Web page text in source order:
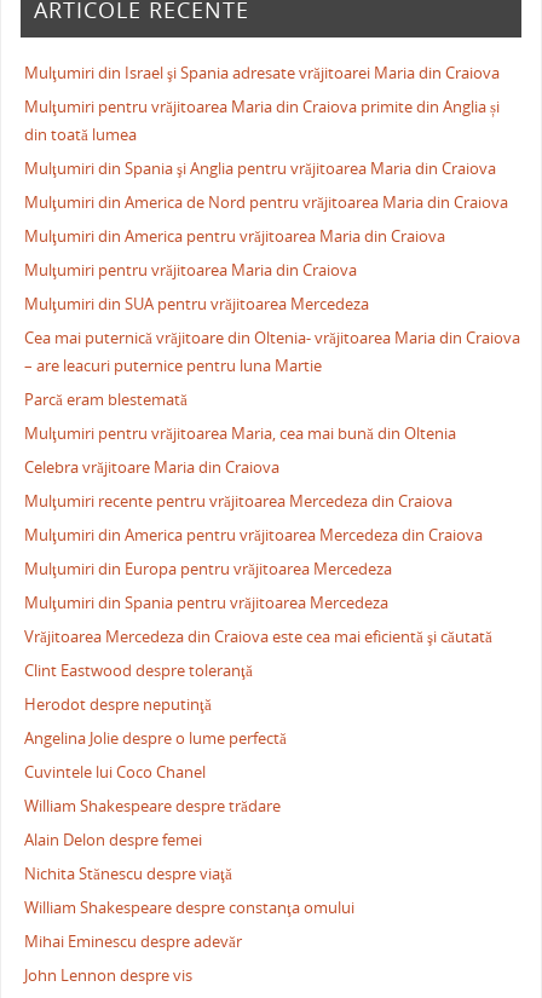
ARTICOLE RECENTE
Mulţumiri din Israel şi Spania adresate vrăjitoarei Maria din Craiova
Mulţumiri pentru vrăjitoarea Maria din Craiova primite din Anglia și
din toată lumea
Mulţumiri din Spania şi Anglia pentru vrăjitoarea Maria din Craiova
Mulţumiri din America de Nord pentru vrăjitoarea Maria din Craiova
Mulţumiri din America pentru vrăjitoarea Maria din Craiova
Mulţumiri pentru vrăjitoarea Maria din Craiova
Mulţumiri din SUA pentru vrăjitoarea Mercedeza
Cea mai puternică vrăjitoare din Oltenia- vrăjitoarea Maria din Craiova
– are leacuri puternice pentru luna Martie
Parcă eram blestemată
Mulţumiri pentru vrăjitoarea Maria, cea mai bună din Oltenia
Celebra vrăjitoare Maria din Craiova
Mulţumiri recente pentru vrăjitoarea Mercedeza din Craiova
Mulţumiri din America pentru vrăjitoarea Mercedeza din Craiova
Mulţumiri din Europa pentru vrăjitoarea Mercedeza
Mulţumiri din Spania pentru vrăjitoarea Mercedeza
Vrăjitoarea Mercedeza din Craiova este cea mai eficientă şi căutată
Clint Eastwood despre toleranţă
Herodot despre neputinţă
Angelina Jolie despre o lume perfectă
Cuvintele lui Coco Chanel
William Shakespeare despre trădare
Alain Delon despre femei
Nichita Stănescu despre viaţă
William Shakespeare despre constanţa omului
Mihai Eminescu despre adevăr
John Lennon despre vis